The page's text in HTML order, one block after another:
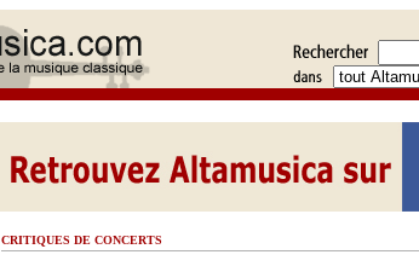
CRITIQUES DE CONCERTS